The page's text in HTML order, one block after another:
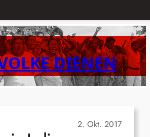
DIENEN
2. Okt. 2017